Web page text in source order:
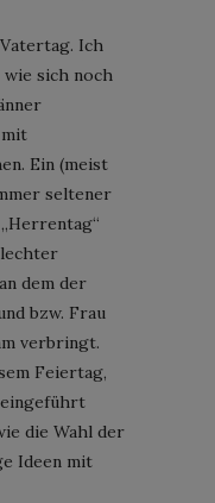
Ich
sich noch
mit
Ein (meist
seltener
dem der
bzw. Frau
verbringt.
Feiertag,
die Wahl der
Ideen mit